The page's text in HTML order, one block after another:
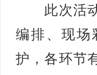
此次活动
编排、现场
护，各环节